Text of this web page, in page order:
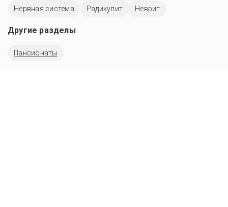
Нервная система
Радикулит Неврит
Другие разделы
Пансионаты